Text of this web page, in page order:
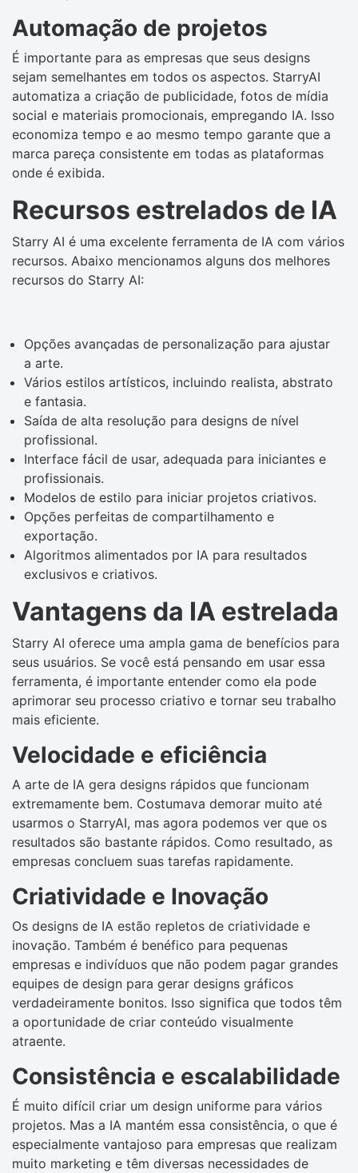
Automação de projetos
É importante para as empresas que seus designs
sejam semelhantes em todos os aspectos. StarryAI
automatiza a criação de publicidade, fotos de mídia
social e materiais promocionais, empregando IA. Isso
economiza tempo e ao mesmo tempo garante que a
marca pareça consistente em todas as plataformas
onde é exibida.
Recursos estrelados de IA
Starry AI é uma excelente ferramenta de IA com vários
recursos. Abaixo mencionamos alguns dos melhores
recursos do Starry AI:
Opções avançadas de personalização para ajustar
a arte.
Vários estilos artísticos, incluindo realista, abstrato
e fantasia.
Saída de alta resolução para designs de nível
profissional.
Interface fácil de usar, adequada para iniciantes e
profissionais.
Modelos de estilo para iniciar projetos criativos.
Opções perfeitas de compartilhamento e
exportação.
Algoritmos alimentados por IA para resultados
exclusivos e criativos.
Vantagens da IA ​​estrelada
Starry AI oferece uma ampla gama de benefícios para
seus usuários. Se você está pensando em usar essa
ferramenta, é importante entender como ela pode
aprimorar seu processo criativo e tornar seu trabalho
mais eficiente.
Velocidade e eficiência
A arte de IA gera designs rápidos que funcionam
extremamente bem. Costumava demorar muito até
usarmos o StarryAI, mas agora podemos ver que os
resultados são bastante rápidos. Como resultado, as
empresas concluem suas tarefas rapidamente.
Criatividade e Inovação
Os designs de IA estão repletos de criatividade e
inovação. Também é benéfico para pequenas
empresas e indivíduos que não podem pagar grandes
equipes de design para gerar designs gráficos
verdadeiramente bonitos. Isso significa que todos têm
a oportunidade de criar conteúdo visualmente
atraente.
Consistência e escalabilidade
É muito difícil criar um design uniforme para vários
projetos. Mas a IA mantém essa consistência, o que é
especialmente vantajoso para empresas que realizam
muito marketing e têm diversas necessidades de